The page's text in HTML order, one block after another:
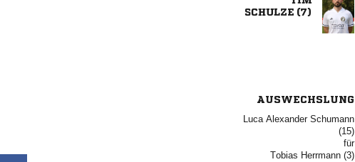
 
AUSWECHSLUNG
  

für
  